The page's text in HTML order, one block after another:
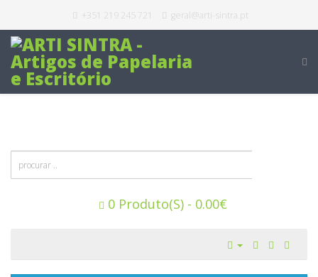
+351 219 245 721 geral@arti-sintra.pt
0 Produto(s) - 0.00€